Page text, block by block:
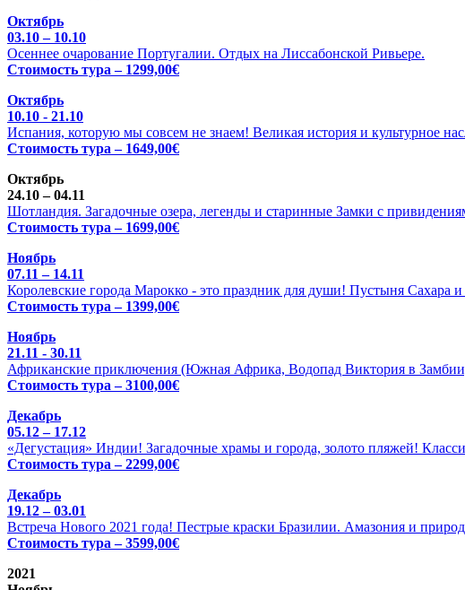
Октябрь
03.10 – 10.10
Осеннее очарование Португалии. Отдых на Лиссабонской Ривьере.
Стоимость тура – 1299,00€
Октябрь
10.10 - 21.10
Испания, которую мы совсем не знаем! Великая история и культурное
Стоимость тура – 1649,00€
Октябрь
24.10 – 04.11
Шотландия. Загадочные озера, легенды и старинные Замки с
Стоимость тура – 1699,00€
Ноябрь
07.11 – 14.11
Королевские города Марокко - это праздник для души! Пустыня Сахара
Стоимость тура – 1399,00€
Ноябрь
21.11 - 30.11
Африканские приключения (Южная Африка, Водопад Виктория в
Стоимость тура – 3100,00€
Декабрь
05.12 – 17.12
«Дегустация» Индии! Загадочные храмы и города, золото пляжей!
Стоимость тура – 2299,00€
Декабрь
19.12 – 03.01
Встреча Нового 2021 года! Пестрые краски Бразилии. Амазония и
Стоимость тура – 3599,00€
2021